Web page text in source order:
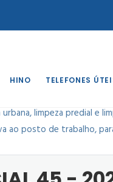
HINO TELEFONES
PRESENCIAL 45 -
urbana, limpeza predial e
ao posto de trabalho,